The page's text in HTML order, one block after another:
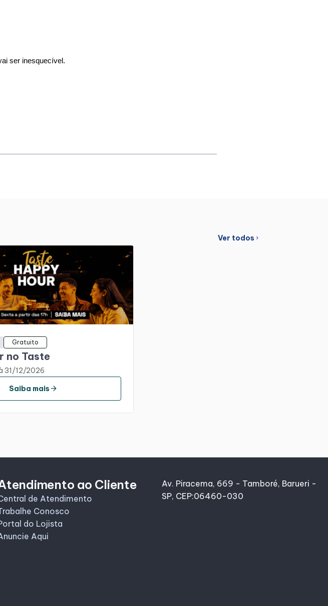
ser inesquecível.
Ver todos chevron_right
Gratuito
no Taste
31/12/2026
Saiba mais arrow_forward
ao Cliente
de Atendimento
Conosco
do Lojista
Aqui
Av. Piracema, 669 - Tamboré, Barueri -
SP, CEP:06460-030